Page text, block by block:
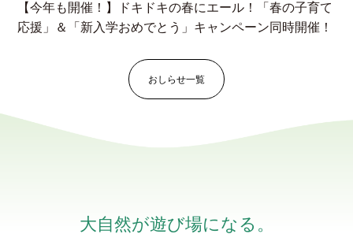
【今年も開催！】ドキドキの春にエール！「春の子育て
応援」＆「新入学おめでとう」キャンペーン同時開催！
おしらせ一覧
大自然が遊び場になる。